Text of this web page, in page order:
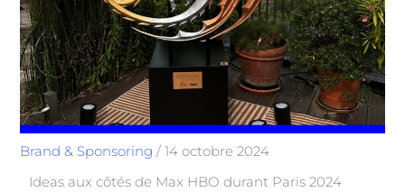
Brand & Sponsoring /14 octobre 2024
Ideas aux côtés de Max HBO durant Paris 2024